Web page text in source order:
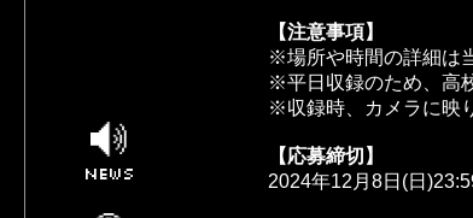
NEWS
【注意事項】
※場所や時間の詳細は
※平日収録のため、高
※収録時、カメラに映
【応募締切】
2024年12月8日(日